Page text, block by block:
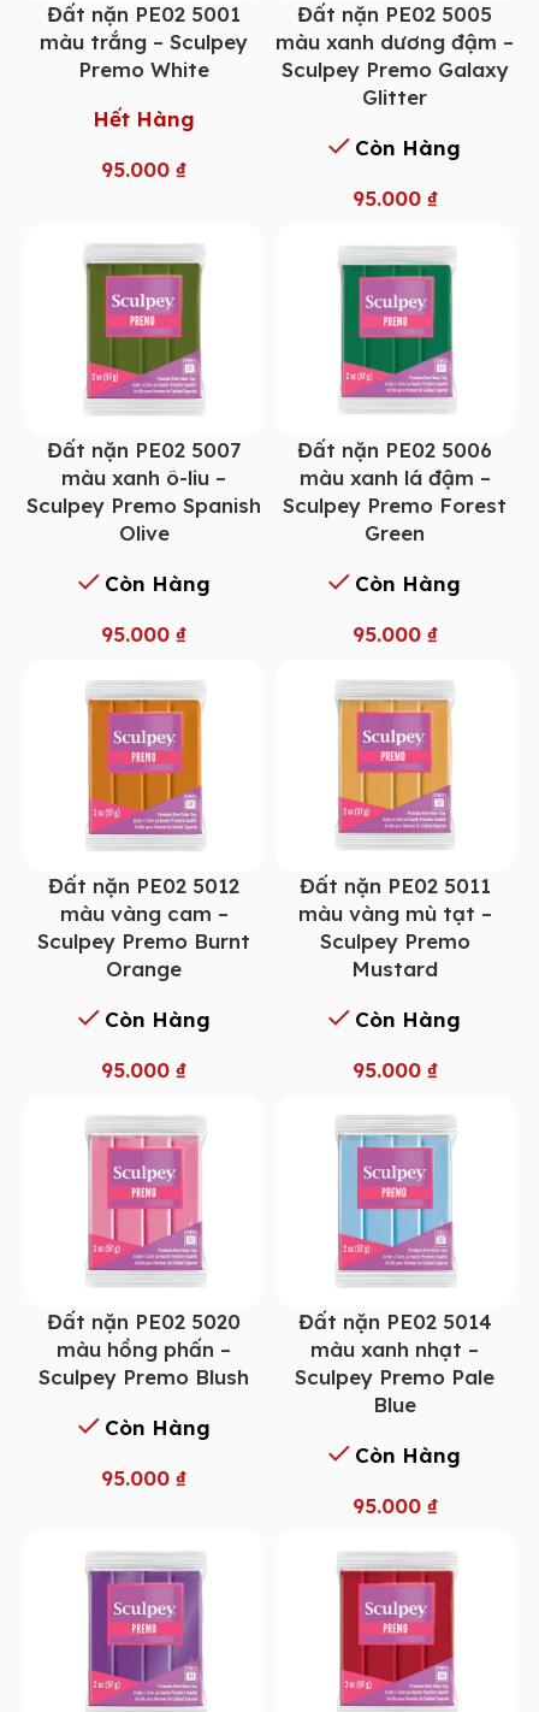
Đất nặn PE02 5001
màu trắng – Sculpey
Premo White
Hết Hàng
95.000 ₫
Đất nặn PE02 5005
màu xanh dương đậm –
Sculpey Premo Galaxy
Glitter
Còn Hàng
95.000 ₫
Đất nặn PE02 5007
màu xanh ô-liu –
Sculpey Premo Spanish
Olive
Còn Hàng
95.000 ₫
Đất nặn PE02 5006
màu xanh lá đậm –
Sculpey Premo Forest
Green
Còn Hàng
95.000 ₫
Đất nặn PE02 5012
màu vàng cam –
Sculpey Premo Burnt
Orange
Còn Hàng
95.000 ₫
Đất nặn PE02 5011
màu vàng mù tạt –
Sculpey Premo
Mustard
Còn Hàng
95.000 ₫
Đất nặn PE02 5020
màu hồng phấn –
Sculpey Premo Blush
Còn Hàng
95.000 ₫
Đất nặn PE02 5014
màu xanh nhạt –
Sculpey Premo Pale
Blue
Còn Hàng
95.000 ₫